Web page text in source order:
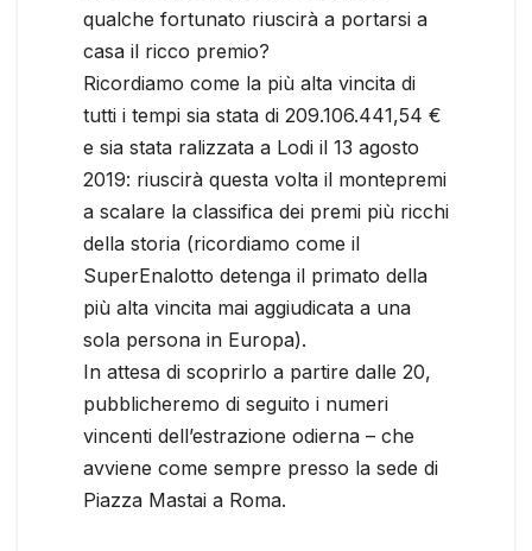
qualche fortunato riuscirà a portarsi a
casa il ricco premio?
Ricordiamo come la più alta vincita di
tutti i tempi sia stata di 209.106.441,54 €
e sia stata ralizzata a Lodi il 13 agosto
2019: riuscirà questa volta il montepremi
a scalare la classifica dei premi più ricchi
della storia (ricordiamo come il
SuperEnalotto detenga il primato della
più alta vincita mai aggiudicata a una
sola persona in Europa).
In attesa di scoprirlo a partire dalle 20,
pubblicheremo di seguito i numeri
vincenti dell’estrazione odierna – che
avviene come sempre presso la sede di
Piazza Mastai a Roma.